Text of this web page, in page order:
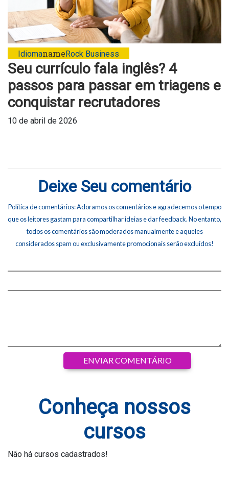
IdiomanameRock Business
Seu currículo fala inglês? 4
passos para passar em triagens e
conquistar recrutadores
10 de abril de 2026
Deixe Seu comentário
Política de comentários: Adoramos os comentários e agradecemos o tempo
que os leitores gastam para compartilhar ideias e dar feedback. No entanto,
todos os comentários são moderados manualmente e aqueles
considerados spam ou exclusivamente promocionais serão excluídos!
Conheça nossos
cursos
Não há cursos cadastrados!